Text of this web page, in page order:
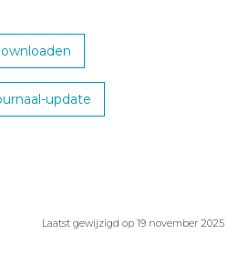
update
Laatst gewijzigd op 19 november 2025